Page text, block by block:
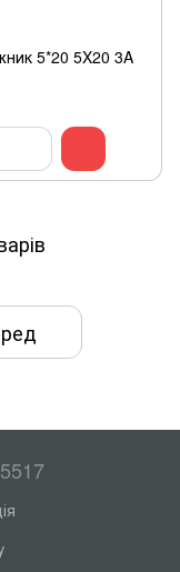
5*20 5X20 3A